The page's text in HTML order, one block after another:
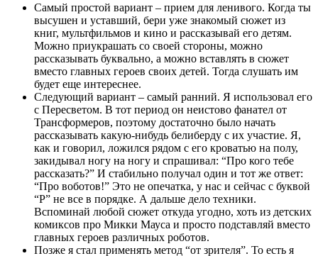
Самый простой вариант – прием для ленивого. Когда ты
высушен и уставший, бери уже знакомый сюжет из
книг, мультфильмов и кино и рассказывай его детям.
Можно приукрашать со своей стороны, можно
рассказывать буквально, а можно вставлять в сюжет
вместо главных героев своих детей. Тогда слушать им
будет еще интереснее.
Следующий вариант – самый ранний. Я использовал его
с Пересветом. В тот период он неистово фанател от
Трансформеров, поэтому достаточно было начать
рассказывать какую-нибудь белиберду с их участие. Я,
как и говорил, ложился рядом с его кроватью на полу,
закидывал ногу на ногу и спрашивал: “Про кого тебе
рассказать?” И стабильно получал один и тот же ответ:
“Про воботов!” Это не опечатка, у нас и сейчас с буквой
“Р” не все в порядке. А дальше дело техники.
Вспоминай любой сюжет откуда угодно, хоть из детских
комиксов про Микки Мауса и просто подставляй вместо
главных героев различных роботов.
Позже я стал применять метод “от зрителя”. То есть я